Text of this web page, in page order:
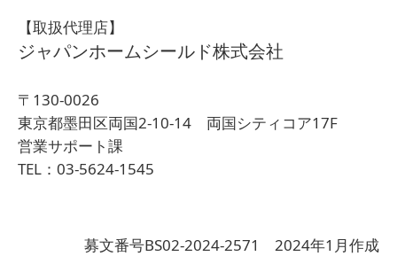
【取扱代理店】
ジャパンホームシールド株式会社
〒130-0026
東京都墨田区両国2-10-14 両国シティコア17F
営業サポート課
TEL：03-5624-1545
募文番号BS02-2024-2571 2024年1月作成